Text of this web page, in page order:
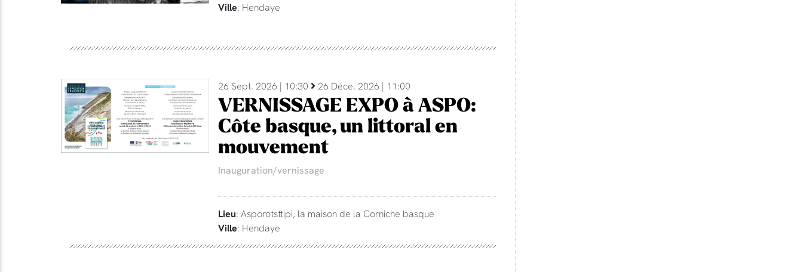
Ville: Hendaye
26 Sept. 2026 | 10:30 26 Déce. 2026 | 11:00
VERNISSAGE EXPO à ASPO:
Côte basque, un littoral en
mouvement
Inauguration/vernissage
Lieu: Asporotsttipi, la maison de la Corniche basque
Ville: Hendaye